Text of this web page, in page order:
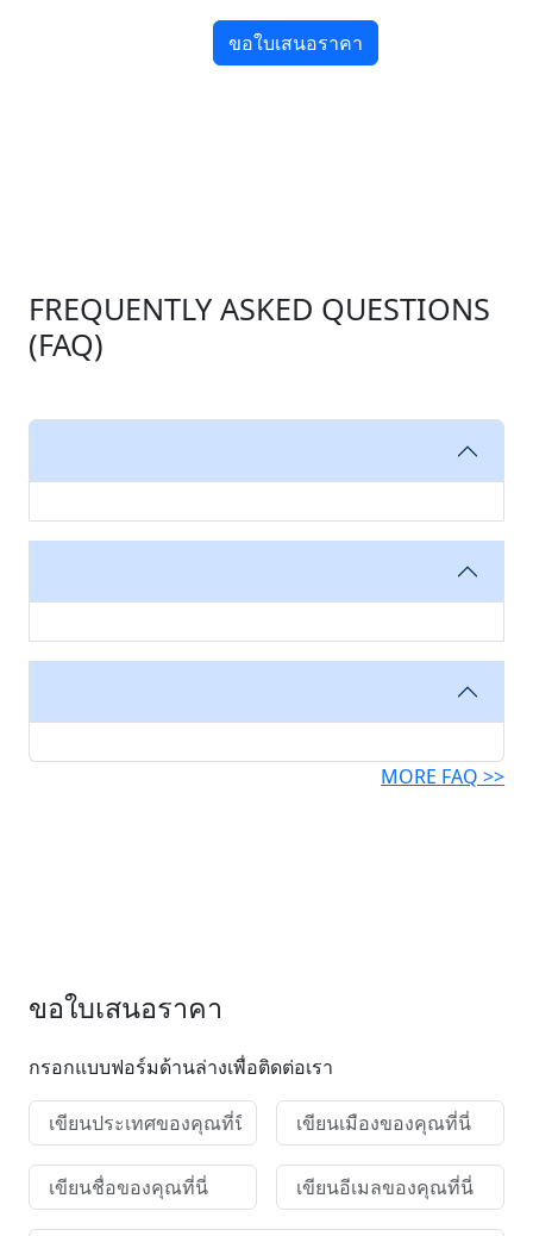
ขอใบเสนอราคา
FREQUENTLY ASKED QUESTIONS
(FAQ)
MORE FAQ >>
ขอใบเสนอราคา
กรอกแบบฟอร์มด้านล่างเพื่อติดต่อเรา